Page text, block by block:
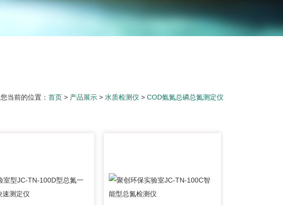
您当前的位置： 首页 > 产品展示 > 水质检测仪 > COD氨氮总磷总氮测定仪